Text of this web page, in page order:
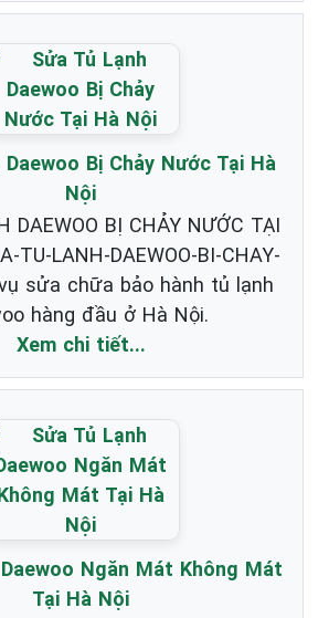
Daewoo Bị Chảy Nước Tại Hà
Nội
DAEWOO BỊ CHẢY NƯỚC TẠI
TU-LANH-DAEWOO-BI-CHAY-
vụ sửa chữa bảo hành tủ lạnh
hàng đầu ở Hà Nội.
Xem chi tiết...
Ngăn Mát Không Mát
Tại Hà Nội